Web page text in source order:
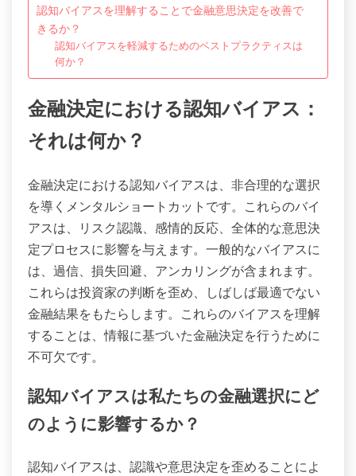
認知バイアスを理解することで金融意思決定を改善で
きるか？
認知バイアスを軽減するためのベストプラクティスは
何か？
金融決定における認知バイアス：
それは何か？
金融決定における認知バイアスは、非合理的な選択
を導くメンタルショートカットです。これらのバイ
アスは、リスク認識、感情的反応、全体的な意思決
定プロセスに影響を与えます。一般的なバイアスに
は、過信、損失回避、アンカリングが含まれます。
これらは投資家の判断を歪め、しばしば最適でない
金融結果をもたらします。これらのバイアスを理解
することは、情報に基づいた金融決定を行うために
不可欠です。
認知バイアスは私たちの金融選択にど
のように影響するか？
認知バイアスは、認識や意思決定を歪めることによ